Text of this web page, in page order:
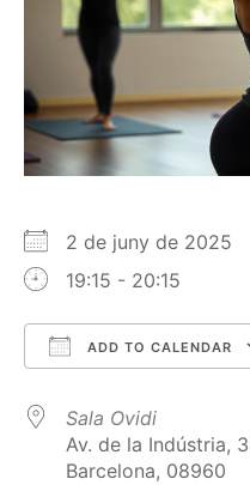
2 de juny de 2025
19:15 - 20:15
ADD TO CALENDAR
Sala Ovidi
Av. de la Indústria,
Barcelona, 08960